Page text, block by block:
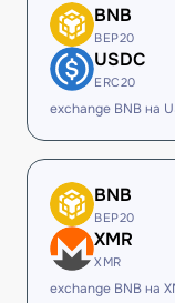
BNB
BEP20
USDC
ERC20
exchange BNB на
BNB
BEP20
XMR
XMR
exchange BNB на